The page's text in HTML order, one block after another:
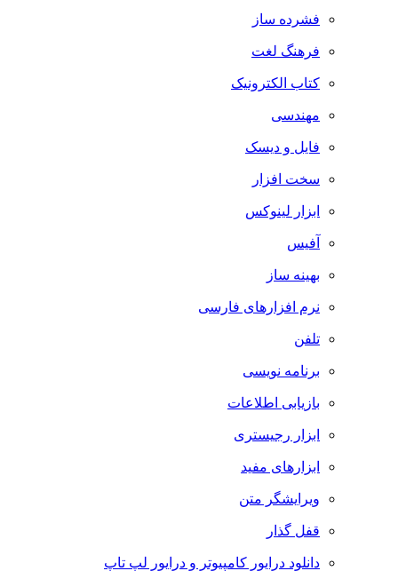
فشرده ساز
فرهنگ لغت
کتاب الکترونیک
مهندسی
فایل و دیسک
سخت افزار
ابزار لینوکس
آفیس
بهینه ساز
نرم افزارهای فارسی
تلفن
برنامه نویسی
بازیابی اطلاعات
ابزار رجیستری
ابزارهای مفید
ویرایشگر متن
قفل گذار
دانلود درایور کامپیوتر و درایور لپ تاپ